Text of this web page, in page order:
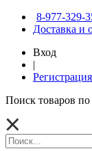
8-977-329-
Доставка и
Вход
|
Регистрация
Поиск товаров по